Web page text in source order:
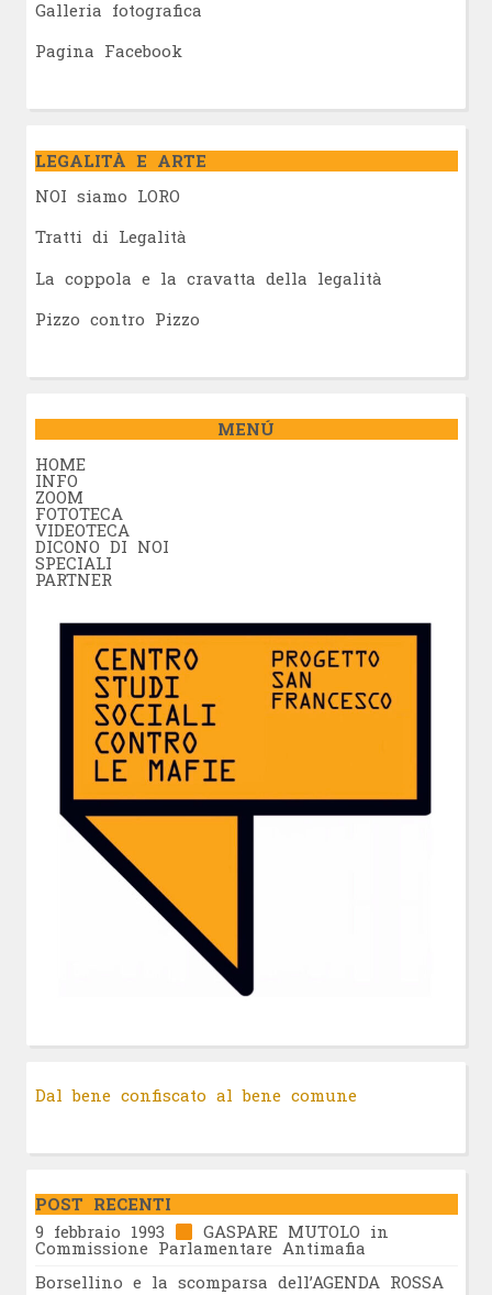
Galleria fotografica
Pagina Facebook
LEGALITÀ E ARTE
NOI siamo LORO
Tratti di Legalità
La coppola e la cravatta della legalità
Pizzo contro Pizzo
MENÚ
HOME
INFO
ZOOM
FOTOTECA
VIDEOTECA
DICONO DI NOI
SPECIALI
PARTNER
Dal bene confiscato al bene comune
POST RECENTI
9 febbraio 1993
GASPARE MUTOLO in
Commissione Parlamentare Antimafia
Borsellino e la scomparsa dell’AGENDA ROSSA